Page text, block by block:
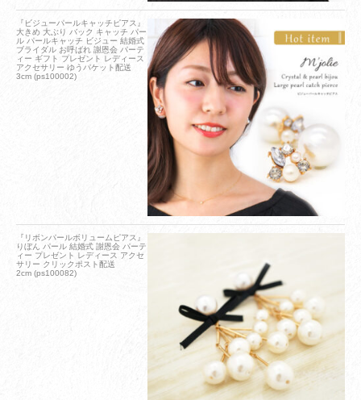
『ビジューパールキャッチピアス』
大きめ 大ぶり バック キャッチ パー
ル パールキャッチ ビジュー 結婚式
ブライダル お呼ばれ 謝恩会 パーテ
ィー ギフト プレゼント レディース
アクセサリー ゆうパケット配送
3cm (ps100002)
『リボンパールボリュームピアス』
りぼん パール 結婚式 謝恩会 パーテ
ィー プレゼント レディース アクセ
サリー クリックポスト配送
2cm (ps100082)